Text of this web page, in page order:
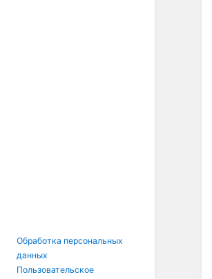
Обработка персональных
данных
Пользовательское